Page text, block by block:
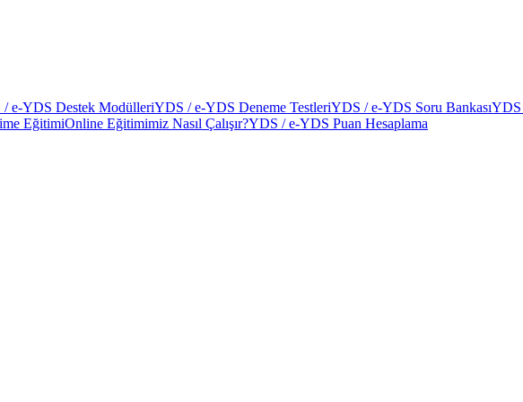
e-YDS Destek ModülleriYDS / e-YDS Deneme TestleriYDS / e-YDS Soru BankasıYDS
EğitimiOnline Eğitimimiz Nasıl Çalışır?YDS / e-YDS Puan Hesaplama